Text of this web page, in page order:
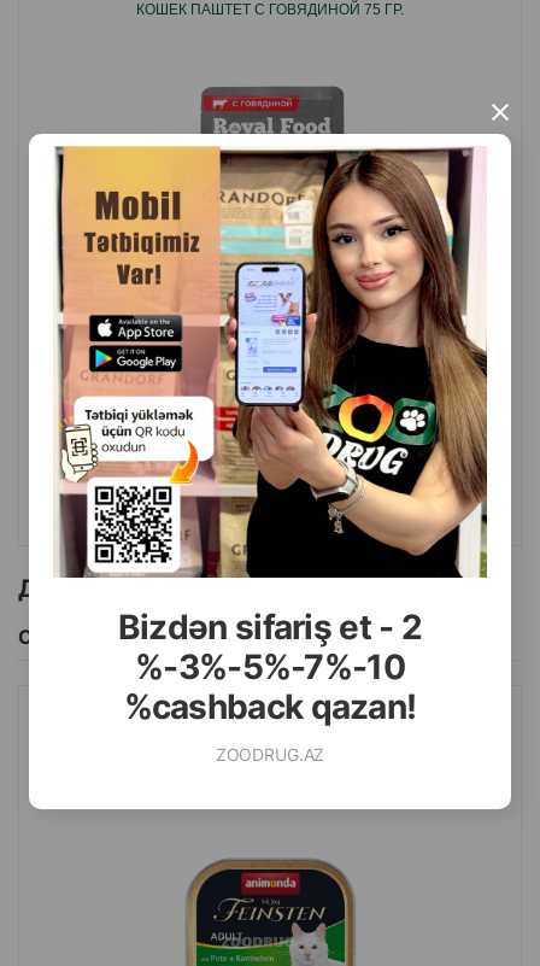
Bizdən sifariş et - 2
%-3%-5%-7%-10
%cashback qazan!
ZOODRUG.AZ
×
КОШЕК ПАШТЕТ С ГОВЯДИНОЙ 75 ГР.
( Отзывы)
Цена
Купить
1 шт
0.70
КУПИТЬ
Другие товоры бренда
Смотреть Все
ВЛАЖНЫЙ КОРМ ANIMONDA VOM FEINSTEN ADULT С
ИНДЕЙКОЙ И КРОЛИКОМ ДЛЯ ВЗРОСЛЫХ КОШЕК 100 ГР.